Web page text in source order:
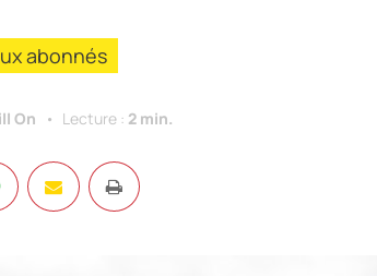
abonnés
On Lecture : 2 min.